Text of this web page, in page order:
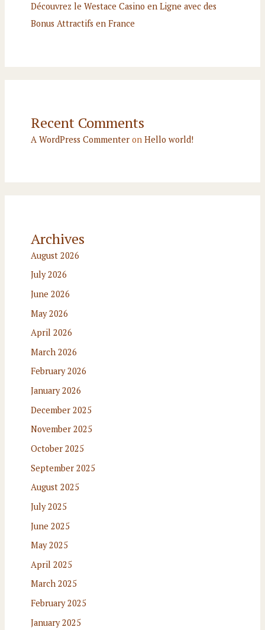
Découvrez le Westace Casino en Ligne avec des
Bonus Attractifs en France
Recent Comments
A WordPress Commenteron Hello world!
Archives
August 2026
July 2026
June 2026
May 2026
April 2026
March 2026
February 2026
January 2026
December 2025
November 2025
October 2025
September 2025
August 2025
July 2025
June 2025
May 2025
April 2025
March 2025
February 2025
January 2025